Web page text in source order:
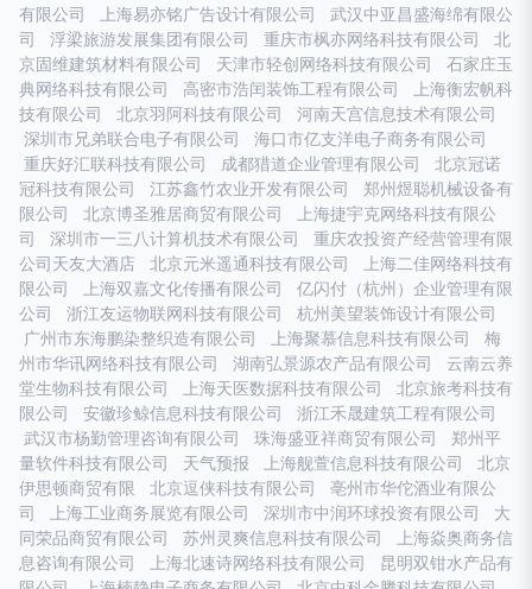
有限公司
上海易亦铭广告设计有限公司
武汉中亚昌盛海绵有限公
司
浮梁旅游发展集团有限公司 重庆市枫亦网络科技有限公司
北
京固维建筑材料有限公司
天津市轻创网络科技有限公司
石家庄玉
典网络科技有限公司
高密市浩闰装饰工程有限公司
上海衡宏帆科
技有限公司
北京羽阿科技有限公司
河南天宫信息技术有限公司
深圳市兄弟联合电子有限公司
海口市亿支洋电子商务有限公司
重庆好汇联科技有限公司
成都猎道企业管理有限公司
北京冠诺
冠科技有限公司
江苏鑫竹农业开发有限公司
郑州煜聪机械设备有
限公司
北京博圣雅居商贸有限公司
上海捷宇克网络科技有限公
司
深圳市一三八计算机技术有限公司
重庆农投资产经营管理有限
公司天友大酒店
北京元米遥通科技有限公司
上海二佳网络科技有
限公司
上海双嘉文化传播有限公司
亿闪付（杭州）企业管理有限
公司
浙江友运物联网科技有限公司
杭州美望装饰设计有限公司
广州市东海鹏染整织造有限公司
上海聚慕信息科技有限公司
梅
州市华讯网络科技有限公司
湖南弘景源农产品有限公司
云南云养
堂生物科技有限公司
上海天医数据科技有限公司
北京旅考科技有
限公司
安徽珍鲸信息科技有限公司
浙江禾晟建筑工程有限公司
武汉市杨勤管理咨询有限公司
珠海盛亚祥商贸有限公司
郑州平
量软件科技有限公司
天气预报 上海舰萱信息科技有限公司
北京
伊思顿商贸有限
北京逗侠科技有限公司
亳州市华佗酒业有限公
司
上海工业商务展览有限公司 深圳市中润环球投资有限公司
大
同荣品商贸有限公司
苏州灵爽信息科技有限公司
上海焱奥商务信
息咨询有限公司
上海北速诗网络科技有限公司
昆明双钳水产品有